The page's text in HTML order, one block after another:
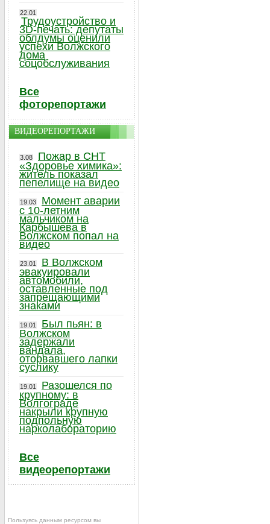
22.01
Трудоустройство и
3D-печать: депутаты
облдумы оценили
успехи Волжского
дома
соцобслуживания
Все
фоторепортажи
ВИДЕОРЕПОРТАЖИ
3.08
Пожар в СНТ
«Здоровье химика»:
житель показал
пепелище на видео
19.03
Момент аварии
с 10-летним
мальчиком на
Карбышева в
Волжском попал на
видео
23.01
В Волжском
эвакуировали
автомобили,
оставленные под
запрещающими
знаками
19.01
Был пьян: в
Волжском
задержали
вандала,
оторвавшего лапки
суслику
19.01
Разошелся по
крупному: в
Волгограде
накрыли крупную
подпольную
нарколабораторию
Все
видеорепортажи
Пользуясь данным ресурсом вы